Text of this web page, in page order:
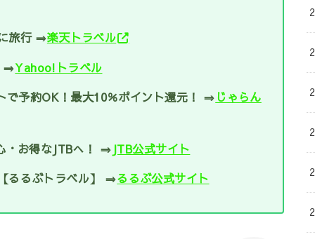
旅行 ⇒楽天トラベル
⇒Yahoo!トラベル
で予約OK！最大10％ポイント還元！ ⇒じゃらん
・お得なJTBへ！ ⇒ JTB公式サイト
るるぶトラベル】 ⇒るるぶ公式サイト